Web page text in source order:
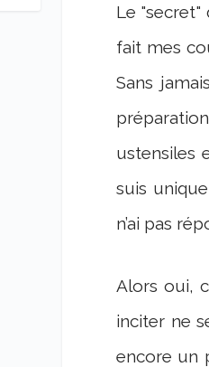
Le "secret"
fait mes
Sans
ustensiles
suis
n’ai pas
Alors oui,
inciter ne
encore un